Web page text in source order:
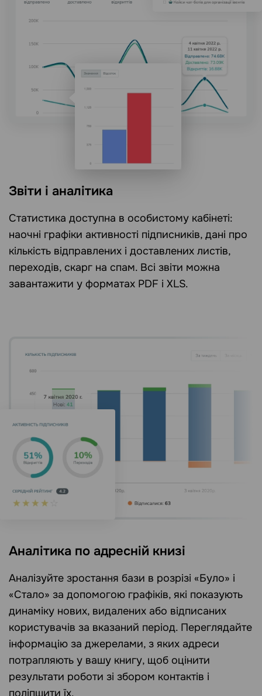
Звіти і аналітика
Статистика доступна в особистому кабінеті:
наочні графіки активності підписників, дані про
кількість відправлених і доставлених листів,
переходів, скарг на спам. Всі звіти можна
завантажити у форматах PDF і XLS.
Аналітика по адресній книзі
Аналізуйте зростання бази в розрізі «Було» і
«Стало» за допомогою графіків, які показують
динаміку нових, видалених або відписаних
користувачів за вказаний період. Переглядайте
інформацію за джерелами, з яких адреси
потрапляють у вашу книгу, щоб оцінити
результати роботи зі збором контактів і
поліпшити їх.